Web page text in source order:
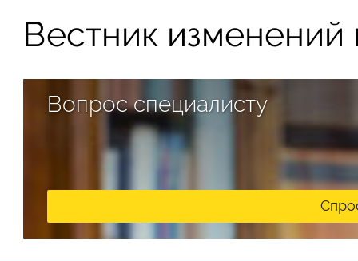
Вестник изменений
Вопрос специалисту